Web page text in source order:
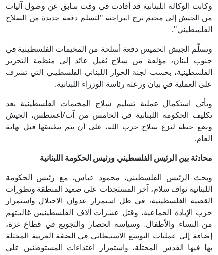
وكانت الوكالة اللبنانية قد أفادت في وقت سابق عن وصول آليات
من الجيش إلى مخيم برج البراجنة "لتسلم دفعة جديدة من السلاح
الفلسطيني".
وتسلّم الجيش الخميس دفعة أسلحة من المخيمات الفلسطينية في
جنوب لبنان، مؤلفة من سلاح ثقيل عائد إلى منظمة التحرير
الفلسطينية، بحسب لجنة الحوار اللبناني الفلسطيني التي تشرف
على العملية في بيان وزعته رئاسة الوزراء اللبنانية.
ويأتي استكمال عملية تسليم سلاح المخيمات الفلسطينية بعد
تكليف الحكومة اللبنانية في الخامس من آب/أغسطس، الجيش
وضع خطة لنزع سلاح حزب الله، على أن يتم تطبيقها قبل نهاية
العام.
محادثة بين الرئيس الفلسطيني ورئيس الحكومة اللبنانية
وبحث الرئيس الفلسطيني، محمود عباس، مع رئيس الحكومة
اللبنانية نواف سلام، آخر المستجدات على صعيد المنطقة وتطورات
القضية الفلسطينية، في ظل استمرار عدوان الاحتلال واستمرار
حرب الإبادة الجماعية، وقتل عشرات آلاف الفلسطينيين غالبيتهم
من النساء والأطفال، وسياسة الحصار والتجويع في قطاع غزة،
إضافة إلى عمليات التوسع الاستيطاني في الضفة الغربية المحتلة
بها فيها القدس المحتلة، واستمرار اعتداءات المستوطنين على